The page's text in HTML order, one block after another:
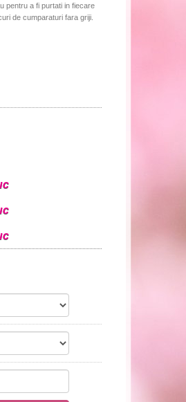
pentru a fi purtati in fiecare
de cumparaturi fara griji.